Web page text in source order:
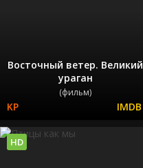
Восточный ветер. Великий
ураган
(фильм)
HD